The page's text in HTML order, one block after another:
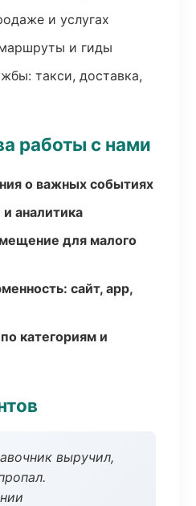
и услугах
и гиды
такси, доставка,
работы с нами
о важных событиях
аналитика
для малого
сайт, app,
категориям и
выручил,